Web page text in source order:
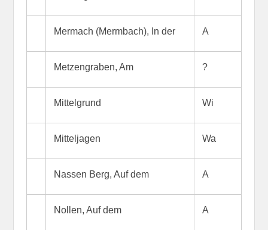
Mermach (Mermbach), In der A
Metzengraben, Am ?
Mittelgrund Wi
Mitteljagen Wa
Nassen Berg, Auf dem A
Nollen, Auf dem A